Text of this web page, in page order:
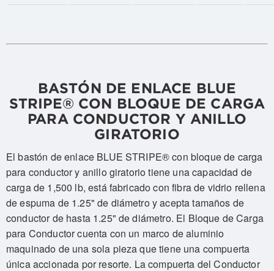
BASTÓN DE ENLACE BLUE
STRIPE® CON BLOQUE DE CARGA
PARA CONDUCTOR Y ANILLO
GIRATORIO
El bastón de enlace BLUE STRIPE® con bloque de carga
para conductor y anillo giratorio tiene una capacidad de
carga de 1,500 lb, está fabricado con fibra de vidrio rellena
de espuma de 1.25" de diámetro y acepta tamaños de
conductor de hasta 1.25" de diámetro. El Bloque de Carga
para Conductor cuenta con un marco de aluminio
maquinado de una sola pieza que tiene una compuerta
única accionada por resorte. La compuerta del Conductor